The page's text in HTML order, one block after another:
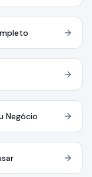
Negócio